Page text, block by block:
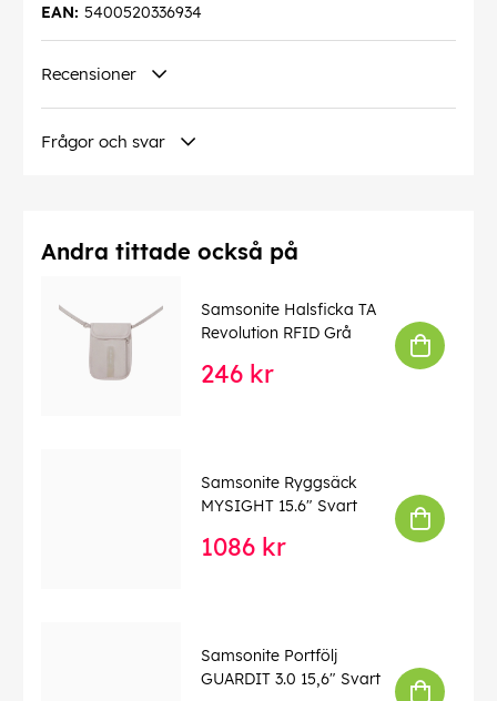
5400520336934
EAN:
Recensioner
Frågor och svar
Andra tittade också på
Samsonite Halsficka TA
Revolution RFID Grå
246 kr
Samsonite Ryggsäck
MYSIGHT 15.6" Svart
1086 kr
Samsonite Portfölj
GUARDIT 3.0 15,6" Svart